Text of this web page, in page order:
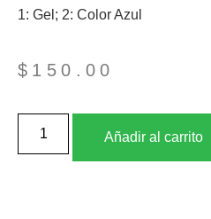
1: Gel; 2: Color Azul
$ 150.00
Añadir al carrito